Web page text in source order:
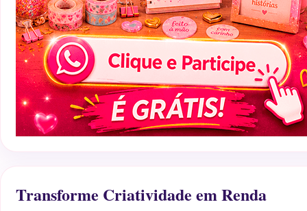
Transforme Criatividade em Renda